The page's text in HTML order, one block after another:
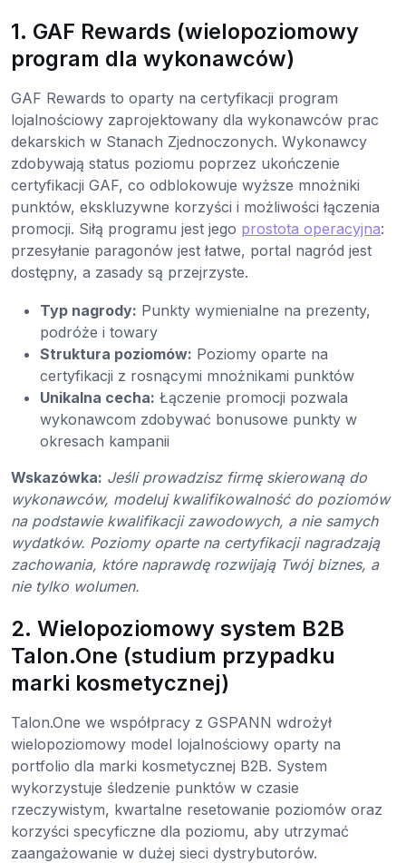
1. GAF Rewards (wielopoziomowy
program dla wykonawców)
GAF Rewards to oparty na certyfikacji program
lojalnościowy zaprojektowany dla wykonawców prac
dekarskich w Stanach Zjednoczonych. Wykonawcy
zdobywają status poziomu poprzez ukończenie
certyfikacji GAF, co odblokowuje wyższe mnożniki
punktów, ekskluzywne korzyści i możliwości łączenia
promocji. Siłą programu jest jego prostota operacyjna:
przesyłanie paragonów jest łatwe, portal nagród jest
dostępny, a zasady są przejrzyste.
Typ nagrody: Punkty wymienialne na prezenty,
podróże i towary
Struktura poziomów: Poziomy oparte na
certyfikacji z rosnącymi mnożnikami punktów
Unikalna cecha: Łączenie promocji pozwala
wykonawcom zdobywać bonusowe punkty w
okresach kampanii
Wskazówka: Jeśli prowadzisz firmę skierowaną do
wykonawców, modeluj kwalifikowalność do poziomów
na podstawie kwalifikacji zawodowych, a nie samych
wydatków. Poziomy oparte na certyfikacji nagradzają
zachowania, które naprawdę rozwijają Twój biznes, a
nie tylko wolumen.
2. Wielopoziomowy system B2B
Talon.One (studium przypadku
marki kosmetycznej)
Talon.One we współpracy z GSPANN wdrożył
wielopoziomowy model lojalnościowy oparty na
portfolio dla marki kosmetycznej B2B. System
wykorzystuje śledzenie punktów w czasie
rzeczywistym, kwartalne resetowanie poziomów oraz
korzyści specyficzne dla poziomu, aby utrzymać
zaangażowanie w dużej sieci dystrybutorów.